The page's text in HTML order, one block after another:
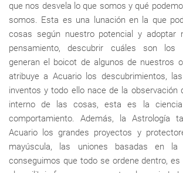
que nos desvela lo que somos y qué
somos. Esta es una lunación en la que
cosas según nuestro potencial y adoptar
pensamiento, descubrir cuáles son los
generan el boicot de algunos de nuestros
atribuye a Acuario los descubrimientos,
inventos y todo ello nace de la observación
interno de las cosas, esta es la
comportamiento. Además, la Astrología
Acuario los grandes proyectos y
mayúscula, las uniones basadas en la
conseguimos que todo se ordene dentro,